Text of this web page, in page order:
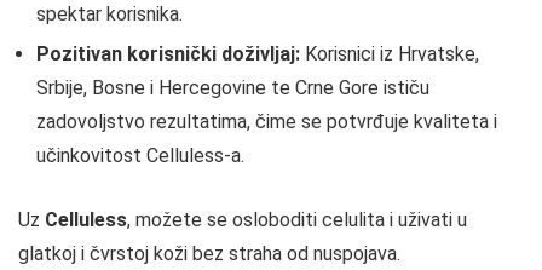
spektar korisnika.
Pozitivan korisnički doživljaj: Korisnici iz Hrvatske,
Srbije, Bosne i Hercegovine te Crne Gore ističu
zadovoljstvo rezultatima, čime se potvrđuje kvaliteta i
učinkovitost Celluless-a.
Uz Celluless, možete se osloboditi celulita i uživati u
glatkoj i čvrstoj koži bez straha od nuspojava.